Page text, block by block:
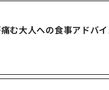
む大人への食事アドバ